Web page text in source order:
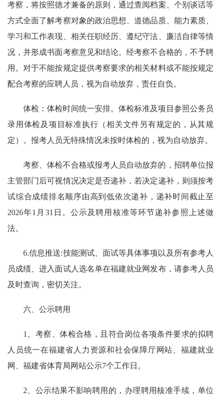
考察，将按照德才兼备的原则，通过查阅档案、个别谈话等
方式全面了解考察对象的政治思想、道德品质、能力素质、
学习和工作表现、相关任职经历、遵纪守法、廉洁自律等情
况，并形成书面考察意见和结论。经考察不合格的，不予聘
用。对于不能按规定提供考察要求的相关材料或不能按规定
配合考察的应聘人员，视为自动放弃，责任自负。
体检：体检时间统一安排。体检标准及项目参照公务员
录用体检及项目标准执行（相关文件另有规定的，从其规
定）。报考人员无特殊情况未按时体检的，视为自动放弃。
考察、体检不合格或报考人员自动放弃的，招聘单位报
主管部门后可视情况决定是否递补，若决定递补，则须按考
试综合成绩排名顺序由高到低依次递补，递补时间截止至
2026年1月31日。公示及聘用核准等环节递补参照上述做
法。
6.信息推送:技能测试、面试等具体事项以及所有参考人
员成绩、进入面试人选名单在福建就业网发布，请参考人员
及时查询，密切关注。
六、公示聘用
1、考察、体检合格，且符合岗位各项条件要求的拟聘
人员统一在福建省人力资源和社会保障厅网站、福建就业
网、福建省体育局网站公示7个工作日。
2、公示结果不影响聘用的，办理聘用核准手续，单位